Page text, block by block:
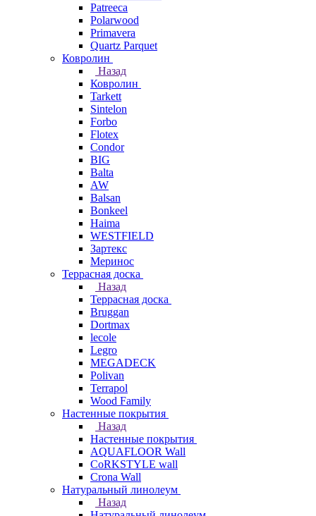
Patreeca
Polarwood
Primavera
Quartz Parquet
Ковролин
Назад
Ковролин
Tarkett
Sintelon
Forbo
Flotex
Condor
BIG
Balta
AW
Balsan
Bonkeel
Haima
WESTFIELD
Зартекс
Меринос
Террасная доска
Назад
Террасная доска
Bruggan
Dortmax
lecole
Legro
MEGADECK
Polivan
Terrapol
Wood Family
Настенные покрытия
Назад
Настенные покрытия
AQUAFLOOR Wall
CoRKSTYLE wall
Crona Wall
Натуральный линолеум
Назад